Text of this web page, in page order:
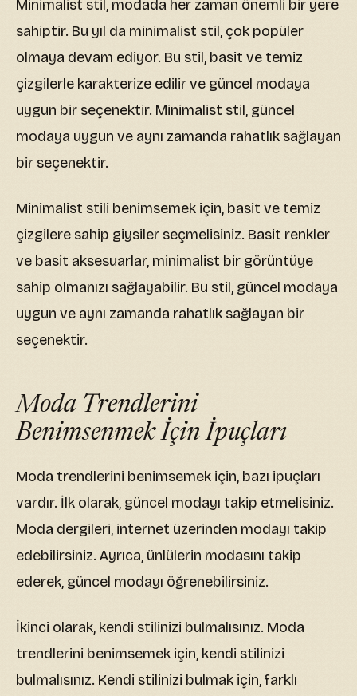
Minimalist stil, modada her zaman önemli bir yere
sahiptir. Bu yıl da minimalist stil, çok popüler
olmaya devam ediyor. Bu stil, basit ve temiz
çizgilerle karakterize edilir ve güncel modaya
uygun bir seçenektir. Minimalist stil, güncel
modaya uygun ve aynı zamanda rahatlık sağlayan
bir seçenektir.
Minimalist stili benimsemek için, basit ve temiz
çizgilere sahip giysiler seçmelisiniz. Basit renkler
ve basit aksesuarlar, minimalist bir görüntüye
sahip olmanızı sağlayabilir. Bu stil, güncel modaya
uygun ve aynı zamanda rahatlık sağlayan bir
seçenektir.
Moda Trendlerini
Benimsenmek İçin İpuçları
Moda trendlerini benimsemek için, bazı ipuçları
vardır. İlk olarak, güncel modayı takip etmelisiniz.
Moda dergileri, internet üzerinden modayı takip
edebilirsiniz. Ayrıca, ünlülerin modasını takip
ederek, güncel modayı öğrenebilirsiniz.
İkinci olarak, kendi stilinizi bulmalısınız. Moda
trendlerini benimsemek için, kendi stilinizi
bulmalısınız. Kendi stilinizi bulmak için, farklı